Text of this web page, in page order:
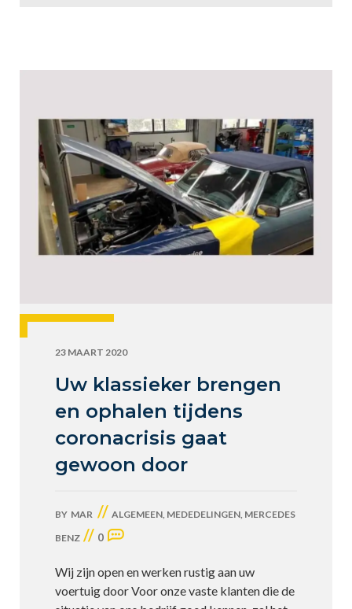
23 MAART 2020
Uw klassieker brengen
en ophalen tijdens
coronacrisis gaat
gewoon door
BY MAR // ALGEMEEN, MEDEDELINGEN, MERCEDES
BENZ // 0
Wij zijn open en werken rustig aan uw
voertuig door Voor onze vaste klanten die de